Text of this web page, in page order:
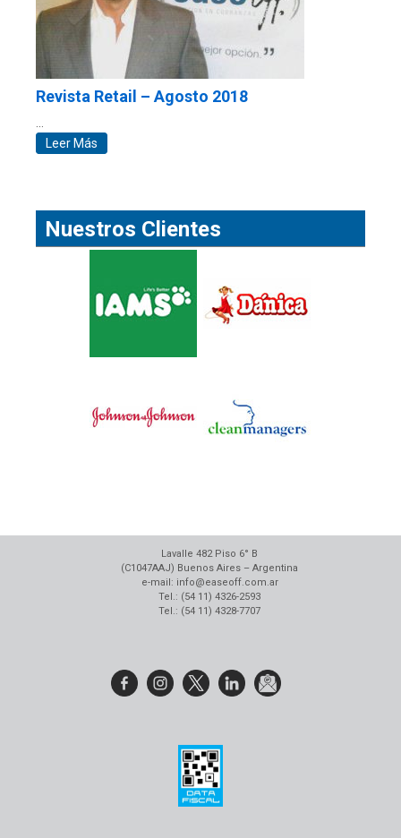
Revista Retail – Agosto 2018
…
Leer Más
Nuestros Clientes
Lavalle 482 Piso 6° B
(C1047AAJ) Buenos Aires – Argentina
e-mail: info@easeoff.com.ar
Tel.: (54 11) 4326-2593
Tel.: (54 11) 4328-7707